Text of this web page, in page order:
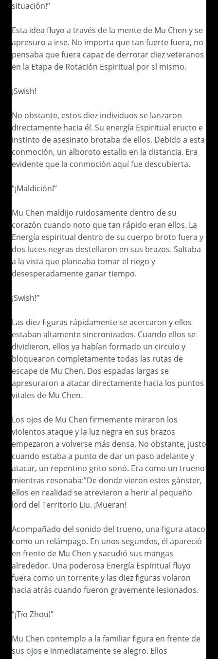
situación!”
Esta idea fluyo a través de la mente de Mu Chen y se
apresuro a irse. No importa que tan fuerte fuera, no
pensaba que fuera capaz de derrotar diez veteranos
en la Etapa de Rotación Espiritual por sí mismo.
¡Swish!
No obstante, estos diez individuos se lanzaron
directamente hacia él. Su energía Espiritual eructo e
instinto de asesinato brotaba de ellos. Debido a esta
conmoción, un alboroto estallo en la distancia. Era
evidente que la conmoción aquí fue descubierta.
“¡Maldición!”
Mu Chen maldijo ruidosamente dentro de su
corazón cuando noto que tan rápido eran ellos. La
Energía espiritual dentro de su cuerpo broto fuera y
dos luces negras destellaron en sus brazos. Saltaba
a la vista que planeaba tomar el riego y
desesperadamente ganar tiempo.
¡Swish!”
Las diez figuras rápidamente se acercaron y ellos
estaban altamente sincronizados. Cuando ellos se
dividieron, ellos ya habían formado un circulo y
bloquearon completamente todas las rutas de
escape de Mu Chen. Dos espadas largas se
apresuraron a atacar directamente hacia los puntos
vitales de Mu Chen.
Los ojos de Mu Chen firmemente miraron los
violentos ataque y la luz negra en sus brazos
empezaron a volverse más densa, No obstante, justo
cuando estaba a punto de dar un paso adelante y
atacar, un repentino grito sonó. Era como un trueno
mientras resonaba:”De donde vieron estos gánster,
ellos en realidad se atrevieron a herir al pequeño
lord del Territorio Liu. ¡Mueran!
Acompañado del sonido del trueno, una figura ataco
como un relámpago. En unos segundos, él apareció
en frente de Mu Chen y sacudió sus mangas
alrededor. Una poderosa Energía Espiritual fluyo
fuera como un torrente y las diez figuras volaron
hacia atrás cuando fueron gravemente lesionados.
“¡Tío Zhou!”
Mu Chen contemplo a la familiar figura en frente de
sus ojos e inmediatamente se alegro. Ellos